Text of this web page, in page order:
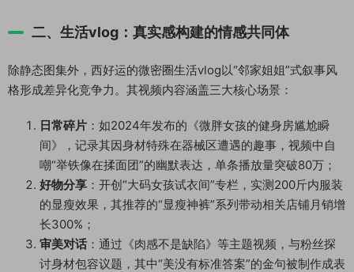
二、生活vlog：真实感构建的情感共同体
除静态图集外，西好运的微密圈生活vlog以“邻家姐姐”式叙事风
格形成差异化竞争力。其视频内容涵盖三大核心场景：
日常碎片 ：如2024年发布的《微胖女孩的健身房尴尬瞬
间》，记录其因身材特殊在器械区遭遇的趣事，视频中自
嘲“举铁像在揉面团”的幽默表达，单条播放量突破80万；
好物分享 ：开创“大码女孩试衣间”专栏，实测200斤内服装
的显瘦效果，其推荐的“显瘦神裤”系列带动相关店铺月销增
长300%；
审美对话 ：通过《肉感不是缺陷》等主题视频，与粉丝探
讨身材包容议题，其中“美没有标准答案”的金句被制作成表